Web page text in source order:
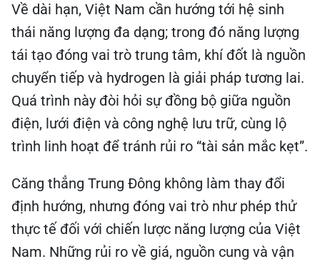
Về dài hạn, Việt Nam cần hướng tới hệ sinh
thái năng lượng đa dạng; trong đó năng lượng
tái tạo đóng vai trò trung tâm, khí đốt là nguồn
chuyển tiếp và hydrogen là giải pháp tương lai.
Quá trình này đòi hỏi sự đồng bộ giữa nguồn
điện, lưới điện và công nghệ lưu trữ, cùng lộ
trình linh hoạt để tránh rủi ro “tài sản mắc kẹt”.
Căng thẳng Trung Đông không làm thay đổi
định hướng, nhưng đóng vai trò như phép thử
thực tế đối với chiến lược năng lượng của Việt
Nam. Những rủi ro về giá, nguồn cung và vận